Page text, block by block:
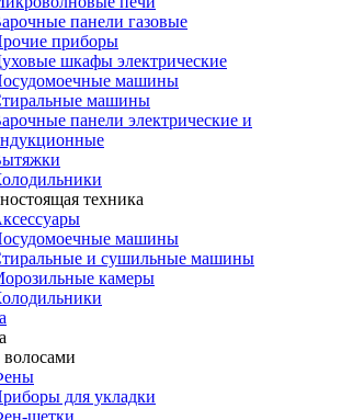
панели газовые
приборы
шкафы электрические
машины
машины
панели электрические и
техника
машины
и сушильные машины
камеры
волосами
для укладки
щетки